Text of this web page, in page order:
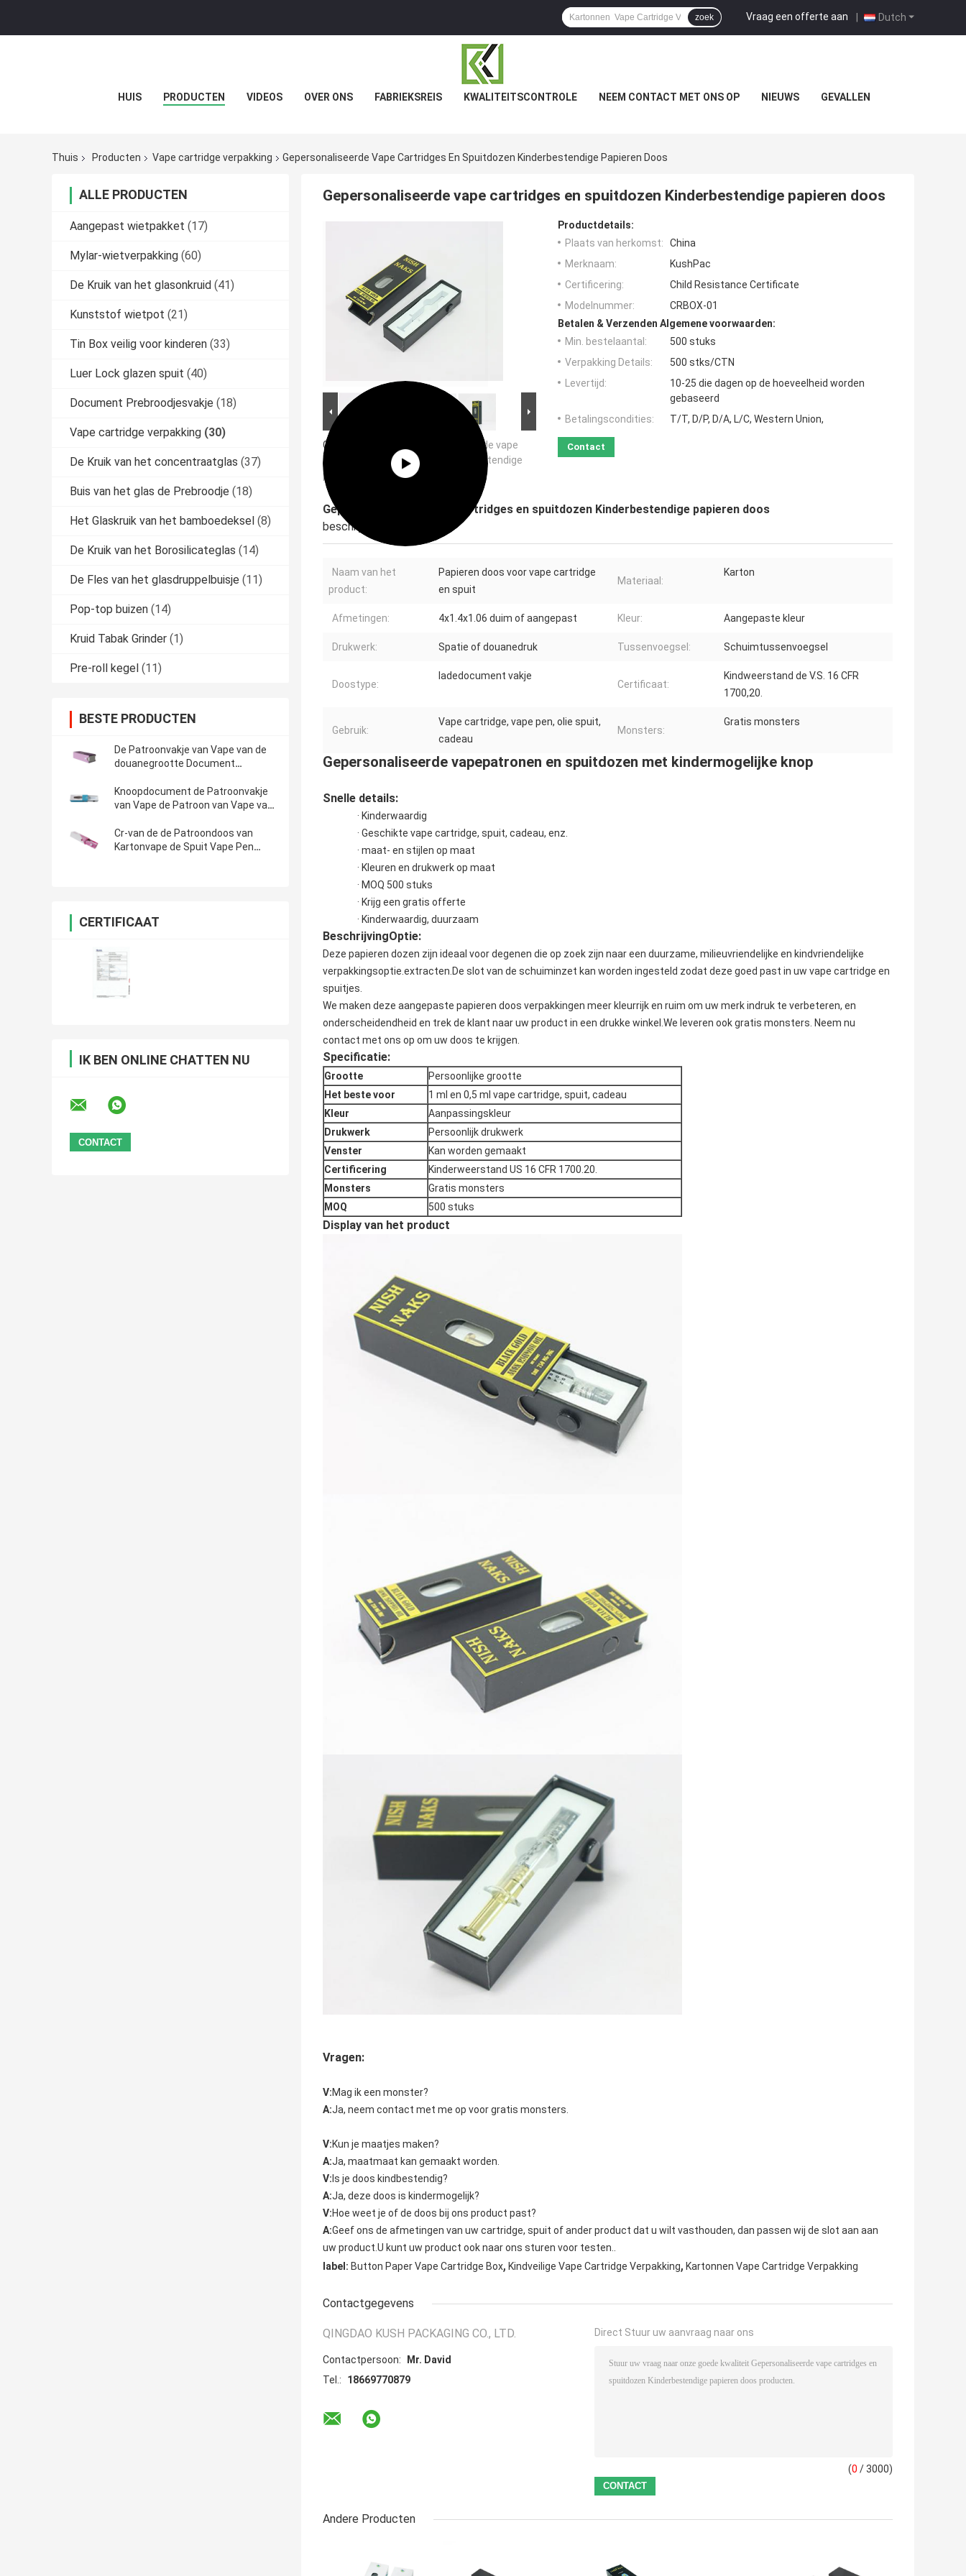
Dutch
Vraag een offerte aan |
zoek
HUIS PRODUCTEN VIDEOS OVER ONS FABRIEKSREIS KWALITEITSCONTROLE NEEM CONTACT MET ONS OP NIEUWS GEVALLEN
Thuis Producten Vape cartridge verpakking Gepersonaliseerde Vape Cartridges En Spuitdozen Kinderbestendige Papieren Doos
ALLE PRODUCTEN
Aangepast wietpakket (17)
Mylar-wietverpakking (60)
De Kruik van het glasonkruid (41)
Kunststof wietpot (21)
Tin Box veilig voor kinderen (33)
Luer Lock glazen spuit (40)
Document Prebroodjesvakje (18)
Vape cartridge verpakking (30)
De Kruik van het concentraatglas (37)
Buis van het glas de Prebroodje (18)
Het Glaskruik van het bamboedeksel (8)
De Kruik van het Borosilicateglas (14)
De Fles van het glasdruppelbuisje (11)
Pop-top buizen (14)
Kruid Tabak Grinder (1)
Pre-roll kegel (11)
BESTE PRODUCTEN
De Patroonvakje van Vape van de
douanegrootte Document
Knoopdocument de Patroonvakje
van Vape de Patroon van Vape van
Cr-van de de Patroondoos van
Kartonvape de Spuit Vape Pen
CERTIFICAAT
IK BEN ONLINE CHATTEN NU
Gepersonaliseerde vape cartridges en spuitdozen Kinderbestendige papieren doos
Grote Afbeelding :
Gepersonaliseerde vape
cartridges en spuitdozen Kinderbestendige
papieren doos
Productdetails:
Plaats van herkomst:
China
Merknaam:
KushPac
Certificering:
Child Resistance Certificate
Modelnummer:
CRBOX-01
Betalen & Verzenden Algemene voorwaarden:
Min. bestelaantal:
500 stuks
Verpakking Details:
500 stks/CTN
Levertijd:
10-25 die dagen op de hoeveelheid worden
gebaseerd
Betalingscondities:
T/T, D/P, D/A, L/C, Western Union,
Contact
Gepersonaliseerde vape cartridges en spuitdozen Kinderbestendige papieren doos
beschrijving
Naam van het
product:
Papieren doos voor vape cartridge
en spuit
Materiaal:
Karton
Afmetingen: 4x1.4x1.06 duim of aangepast Kleur: Aangepaste kleur
Drukwerk: Spatie of douanedruk Tussenvoegsel: Schuimtussenvoegsel
Doostype:
ladedocument vakje
Certificaat:
Kindweerstand de V.S. 16 CFR
1700,20.
Gebruik:
Vape cartridge, vape pen, olie spuit,
cadeau
Monsters:
Gratis monsters
Gepersonaliseerde vapepatronen en spuitdozen met kindermogelijke knop
Snelle details:
· Kinderwaardig
· Geschikte vape cartridge, spuit, cadeau, enz.
· maat- en stijlen op maat
· Kleuren en drukwerk op maat
· MOQ 500 stuks
· Krijg een gratis offerte
· Kinderwaardig, duurzaam
BeschrijvingOptie:
Deze papieren dozen zijn ideaal voor degenen die op zoek zijn naar een duurzame, milieuvriendelijke en kindvriendelijke
verpakkingsoptie.extracten.De slot van de schuiminzet kan worden ingesteld zodat deze goed past in uw vape cartridge en
spuitjes.
We maken deze aangepaste papieren doos verpakkingen meer kleurrijk en ruim om uw merk indruk te verbeteren, en
onderscheidendheid en trek de klant naar uw product in een drukke winkel.We leveren ook gratis monsters. Neem nu
contact met ons op om uw doos te krijgen.
Specificatie:
Grootte
Persoonlijke grootte
Het beste voor
1 ml en 0,5 ml vape cartridge, spuit, cadeau
Kleur
Aanpassingskleur
Drukwerk
Persoonlijk drukwerk
Venster
Kan worden gemaakt
Certificering
Kinderweerstand US 16 CFR 1700.20.
Monsters
Gratis monsters
MOQ
500 stuks
Display van het product
Vragen:
V:Mag ik een monster?
A:Ja, neem contact met me op voor gratis monsters.
V:Kun je maatjes maken?
A:Ja, maatmaat kan gemaakt worden.
V: Is je doos kindbestendig?
A:Ja, deze doos is kindermogelijk?
V:Hoe weet je of de doos bij ons product past?
A:Geef ons de afmetingen van uw cartridge, spuit of ander product dat u wilt vasthouden, dan passen wij de slot aan aan
uw product.U kunt uw product ook naar ons sturen voor testen..
label: Button Paper Vape Cartridge Box, Kindveilige Vape Cartridge Verpakking, Kartonnen Vape Cartridge Verpakking
Contactgegevens
QINGDAO KUSH PACKAGING CO., LTD.
Contactpersoon:
Mr. David
Tel.:
18669770879
Direct Stuur uw aanvraag naar ons
(0 / 3000)
Andere Producten